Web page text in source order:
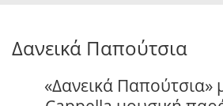
Δανεικά Παπούτσια
«Δανεικά Παπούτσια»